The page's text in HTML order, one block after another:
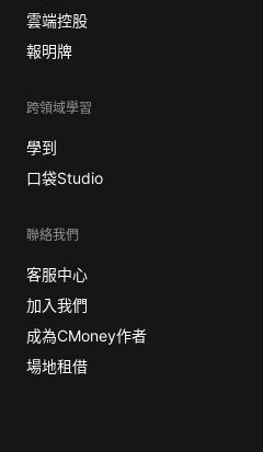
雲端控股
報明牌
跨領域學習
學到
口袋Studio
聯絡我們
客服中心
加入我們
成為CMoney作者
場地租借